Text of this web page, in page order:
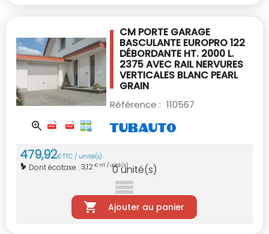
CM PORTE GARAGE
BASCULANTE EUROPRO 122
DÉBORDANTE HT. 2000 L.
2375 AVEC RAILNERVURES
VERTICALES BLANC PEARL
GRAIN
Référence : 110567
479,92€TTC / unité(s)
Dont écotaxe :3,12€ HT / unité(s)
0 unité(s)
Ajouter au panier